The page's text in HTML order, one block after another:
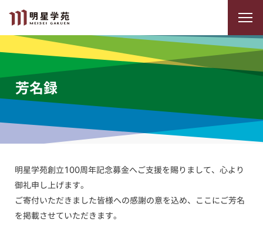
芳名録
明星学苑創立100周年記念募金へご支援を賜りまして、心より
御礼申し上げます。
ご寄付いただきました皆様への感謝の意を込め、ここにご芳名
を掲載させていただきます。